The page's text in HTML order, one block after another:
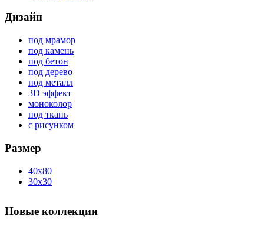
Дизайн
под мрамор
под камень
под бетон
под дерево
под металл
3D эффект
моноколор
под ткань
с рисунком
Размер
40x80
30x30
Новые коллекции